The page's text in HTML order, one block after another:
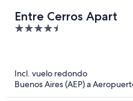
Entre Cerros Apart
4.5
Incl. vuelo redondo
Buenos Aires (AEP) a
Güemes (SLA)